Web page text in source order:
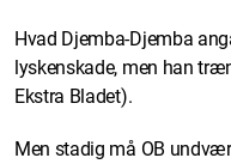
Hvad Djemba-Djemba
lyskenskade, men han
Ekstra Bladet).
Men stadig må OB